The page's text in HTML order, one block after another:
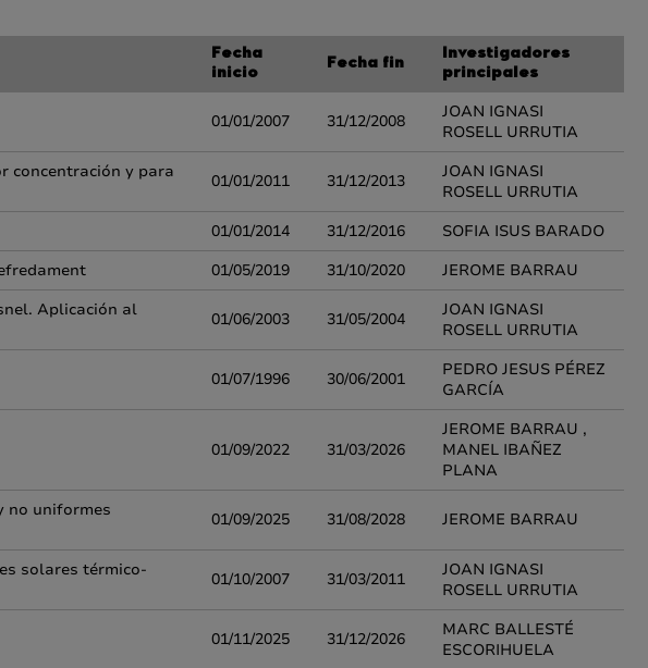
Fecha
inicio
Fecha fin
Investigadores
principales
01/01/2007 31/12/2008
JOAN IGNASI
ROSELL URRUTIA
concentración y para
01/01/2011 31/12/2013
JOAN IGNASI
ROSELL URRUTIA
01/01/2014 31/12/2016
SOFIA ISUS BARADO
01/05/2019 31/10/2020
JEROME BARRAU
Aplicación al
01/06/2003 31/05/2004
JOAN IGNASI
ROSELL URRUTIA
01/07/1996 30/06/2001
PEDRO JESUS PÉREZ
GARCÍA
01/09/2022 31/03/2026
JEROME BARRAU ,
MANEL IBAÑEZ
PLANA
no uniformes
01/09/2025 31/08/2028 JEROME BARRAU
solares térmico-
01/10/2007 31/03/2011
JOAN IGNASI
ROSELL URRUTIA
01/11/2025 31/12/2026
MARC BALLESTÉ
ESCORIHUELA